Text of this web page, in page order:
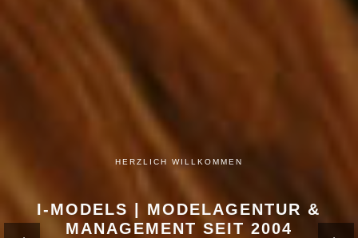
HERZLICH WILLKOMMEN
I-MODELS | MODELAGENTUR &
MANAGEMENT SEIT 2004